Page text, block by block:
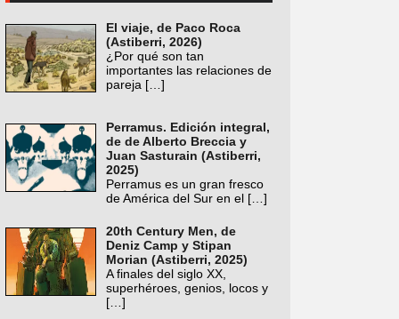
El viaje, de Paco Roca
(Astiberri, 2026)
¿Por qué son tan
importantes las relaciones de
pareja […]
Perramus. Edición integral,
de de Alberto Breccia y
Juan Sasturain (Astiberri,
2025)
Perramus es un gran fresco
de América del Sur en el […]
20th Century Men, de
Deniz Camp y Stipan
Morian (Astiberri, 2025)
A finales del siglo XX,
superhéroes, genios, locos y
[…]